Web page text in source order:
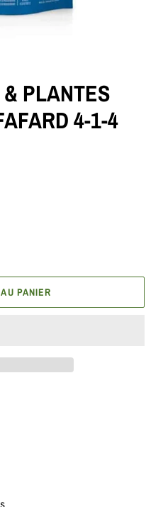
PLANTES
4-1-4
PANIER